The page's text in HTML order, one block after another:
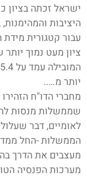
עבור קטגורית
יותר מ…..
מחברי הדו"ח
שממשלות מנסות
לאומיים, דבר
הממשלות -החל
מעצבים את הדרך
מערכות הפנסיה